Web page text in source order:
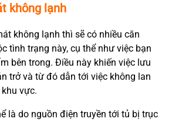
không lạnh
không lạnh thì sẽ có nhiều căn
tình trạng này, cụ thể như việc bạn
bên trong. Điều này khiến việc lưu
trở và từ đó dẫn tới việc không lan
vực.
là do nguồn điện truyền tới tủ bị trục